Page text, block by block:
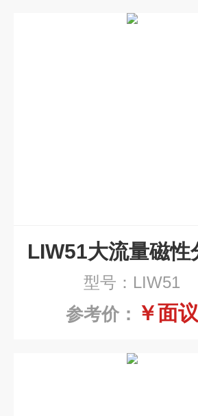
型号：LIW51
参考价： ￥面议